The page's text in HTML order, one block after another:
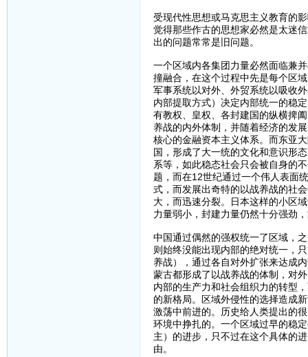
受现代性思想或马克思主义教育的
觉得那些作古的思想家必然是太迷
出的问题常常是旧问题。
一个区域内各集团力量必然面临兼
撞融合，在这个过程中先是每个区
军事系统以对外、外贸系统以吸收
内部提取方式）决定内部统一的稳
有教权、皇权、各封建国的纵横捭
养战的内外体制，并随着经济的发
核心的金融资本主义体系。而东亚
国，形成了大一统的文化和意识形
系等，如此稳态社会只会被自身的
题，而在12世纪通过一个伟人表面
式，而发展出奇特的以战养战的社
大，而迅速分裂。日本这样的小区
力量弱小，封建力量仍然十分强劲
中国通过偶然的强权统一了区域，
则始终没能出现内部的绝对统一，
养战），通过各自对外扩张来达成
蒙古都形成了以战养战的体制，对
内部的生产力和社会组织力的转型
的新格局。区域外侵性的选择造成
激荡中前进的。历史给人类提出的
环境中挣扎的。一个区域过早的稳
主）的进步，只不过在这个具体的
由。